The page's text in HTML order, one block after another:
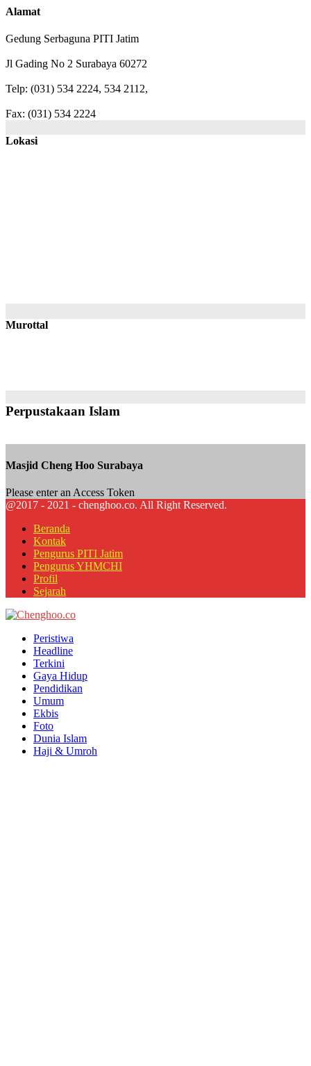
Alamat
Gedung Serbaguna PITI Jatim
Jl Gading No 2 Surabaya 60272
Telp: (031) 534 2224, 534 2112,
Fax: (031) 534 2224
Lokasi
Murottal
Perpustakaan Islam
Masjid Cheng Hoo Surabaya
Please enter an Access Token
@2017 - 2021 - chenghoo.co. All Right Reserved.
Beranda
Kontak
Pengurus PITI Jatim
Pengurus YHMCHI
Profil
Sejarah
Peristiwa
Headline
Terkini
Gaya Hidup
Pendidikan
Umum
Ekbis
Foto
Dunia Islam
Haji & Umroh